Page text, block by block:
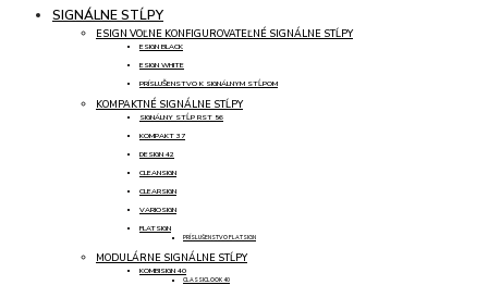
SIGNÁLNE STĹPY
ESIGN VOĽNE KONFIGUROVATEĽNÉ SIGNÁLNE STĹPY
ESIGN BLACK
ESIGN WHITE
PRÍSLUŠENSTVO K SIGNÁLNYM STĹPOM
KOMPAKTNÉ SIGNÁLNE STĹPY
SIGNÁLNY STĹP RST 56
KOMPAKT 37
DESIGN 42
CLEANSIGN
CLEARSIGN
VARIOSIGN
FLATSIGN
PRÍSLUŠENSTVO FLATSIGN
MODULÁRNE SIGNÁLNE STĹPY
KOMBISIGN 40
CLASSICLOOK 40